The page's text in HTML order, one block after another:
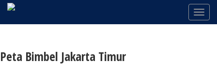
Peta Bimbel Jakarta Timur